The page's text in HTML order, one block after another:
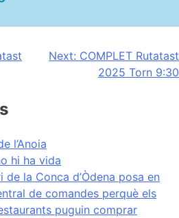
Next: COMPLET Rutatast
2025 Torn 9:30
l’Anoia
hi ha vida
de la Conca d’Òdena posa en
de comandes perquè els
puguin comprar